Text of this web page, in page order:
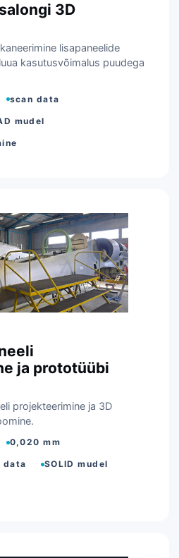
3D
lisapaneelide
kasutusvõimalus puudega
scan data
mudel
ja prototüübi
projekteerimine ja 3D
0,020 mm
data SOLID mudel